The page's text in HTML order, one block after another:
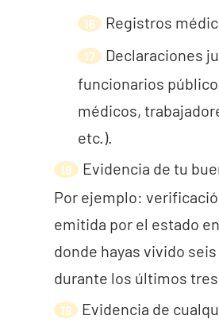
Registros
Declaraciones
funcionarios
médicos,
etc.).
Evidencia de tu
Por ejemplo:
emitida por el estado
donde hayas vivido
durante los últimos
Evidencia de